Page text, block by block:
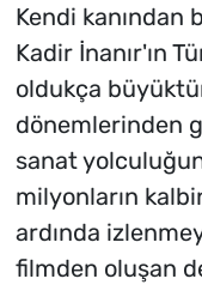
Kendi kanından
Kadir İnanır'ın
oldukça
dönemlerinden
sanat
milyonların
ardında
filmden oluşan